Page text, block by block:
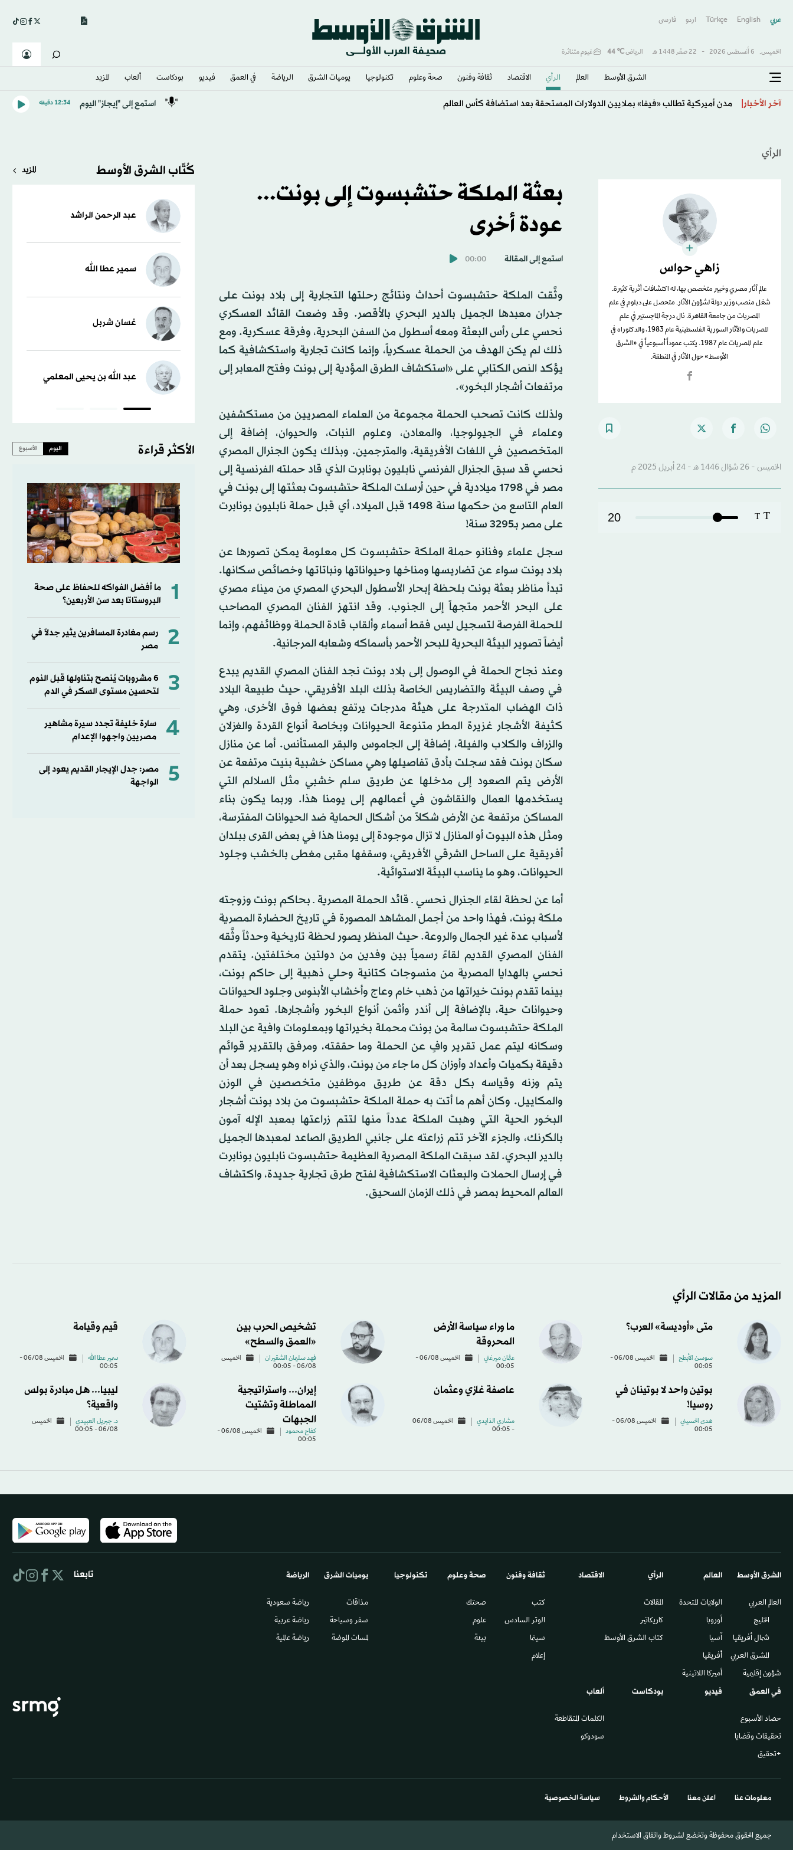
عربي English
Türkçe اردو فارسى
الخميس, 6 أغسطس 2026 - 22 صفَر 1448 هـ الرياض℃
44 غيوم متناثرة
الشرق الأوسط​ العالم الرأي الاقتصاد ثقافة وفنون صحة وعلوم تكنولوجيا يوميات الشرق​ الرياضة في العمق فيديو بودكاست ألعاب المزيد
آخر الأخبار
مصادر: الفيصلي يقترب من حسم صفقة المهاجم يوسف المزيريب لاعب النجمة
استمع إلى "إيجاز" اليوم 12:34 دقيقه
الرأي
زاهي حواس
عالم آثار مصري وخبير متخصص بها، له اكتشافات أثرية كثيرة.
شغل منصب وزير دولة لشؤون الآثار. متحصل على دبلوم في علم
المصريات من جامعة القاهرة. نال درجة الماجستير في علم
المصريات والآثار السورية الفلسطينية عام 1983، والدكتوراه في
علم المصريات عام 1987. يكتب عموداً أسبوعياً في «الشرق
الأوسط» حول الآثار في المنطقة.
الخميس - 26 شوّال 1446 هـ - 24 أبريل 2025 م
T
T
20
بعثة الملكة حتشبسوت إلى بونت...
عودة أخرى
استمع إلى المقالة 00:00
وثَّقت الملكة حتشبسوت أحداث ونتائج رحلتها التجارية إلى بلاد بونت على
جدران معبدها الجميل بالدير البحري بالأقصر. وقد وضعت القائد العسكري
نحسي على رأس البعثة ومعه أسطول من السفن البحرية، وفرقة عسكرية. ومع
ذلك لم يكن الهدف من الحملة عسكرياً، وإنما كانت تجارية واستكشافية كما
يؤكد النص الكتابي على «استكشاف الطرق المؤدية إلى بونت وفتح المعابر إلى
مرتفعات أشجار البخور».
ولذلك كانت تصحب الحملة مجموعة من العلماء المصريين من مستكشفين
وعلماء في الجيولوجيا، والمعادن، وعلوم النبات، والحيوان، إضافة إلى
المتخصصين في اللغات الأفريقية، والمترجمين. وبذلك يكون الجنرال المصري
نحسي قد سبق الجنرال الفرنسي نابليون بونابرت الذي قاد حملته الفرنسية إلى
مصر في 1798 ميلادية في حين أرسلت الملكة حتشبسوت بعثتها إلى بونت في
العام التاسع من حكمها سنة 1498 قبل الميلاد، أي قبل حملة نابليون بونابرت
على مصر بـ3295 سنة!
سجل علماء وفنانو حملة الملكة حتشبسوت كل معلومة يمكن تصورها عن
بلاد بونت سواء عن تضاريسها ومناخها وحيواناتها ونباتاتها وخصائص سكانها.
تبدأ مناظر بعثة بونت بلحظة إبحار الأسطول البحري المصري من ميناء مصري
على البحر الأحمر متجهاً إلى الجنوب. وقد انتهز الفنان المصري المصاحب
للحملة الفرصة لتسجيل ليس فقط أسماء وألقاب قادة الحملة ووظائفهم، وإنما
أيضاً تصوير البيئة البحرية للبحر الأحمر بأسماكه وشعابه المرجانية.
وعند نجاح الحملة في الوصول إلى بلاد بونت نجد الفنان المصري القديم يبدع
في وصف البيئة والتضاريس الخاصة بذلك البلد الأفريقي، حيث طبيعة البلاد
ذات الهضاب المتدرجة على هيئة مدرجات يرتفع بعضها فوق الأخرى، وهي
كثيفة الأشجار غزيرة المطر متنوعة الحيوانات وبخاصة أنواع القردة والغزلان
والزراف والكلاب والفيلة، إضافة إلى الجاموس والبقر المستأنس. أما عن منازل
سكان بونت فقد سجلت بأدق تفاصيلها وهي مساكن خشبية بنيت مرتفعة عن
الأرض يتم الصعود إلى مدخلها عن طريق سلم خشبي مثل السلالم التي
يستخدمها العمال والنقاشون في أعمالهم إلى يومنا هذا. وربما يكون بناء
المساكن مرتفعة عن الأرض شكلاً من أشكال الحماية ضد الحيوانات المفترسة،
ومثل هذه البيوت أو المنازل لا تزال موجودة إلى يومنا هذا في بعض القرى ببلدان
أفريقية على الساحل الشرقي الأفريقي، وسقفها مقبى مغطى بالخشب وجلود
الحيوانات، وهو ما يناسب البيئة الاستوائية.
أما عن لحظة لقاء الجنرال نحسي ـ قائد الحملة المصرية ـ بحاكم بونت وزوجته
ملكة بونت، فهذا واحد من أجمل المشاهد المصورة في تاريخ الحضارة المصرية
لأسباب عدة غير الجمال والروعة. حيث المنظر يصور لحظة تاريخية وحدثاً وثَّقه
الفنان المصري القديم لقاءً رسمياً بين وفدين من دولتين مختلفتين. يتقدم
نحسي بالهدايا المصرية من منسوجات كتانية وحلي ذهبية إلى حاكم بونت،
بينما تقدم بونت خيراتها من ذهب خام وعاج وأخشاب الأبنوس وجلود الحيوانات
وحيوانات حية، بالإضافة إلى أندر وأثمن أنواع البخور وأشجارها. تعود حملة
الملكة حتشبسوت سالمة من بونت محملة بخيراتها وبمعلومات وافية عن البلد
وسكانه ليتم عمل تقرير وافٍ عن الحملة وما حققته، ومرفق بالتقرير قوائم
دقيقة بكميات وأعداد وأوزان كل ما جاء من بونت، والذي نراه وهو يسجل بعد أن
يتم وزنه وقياسه بكل دقة عن طريق موظفين متخصصين في الوزن
والمكاييل. وكان أهم ما أتت به حملة الملكة حتشبسوت من بلاد بونت أشجار
البخور الحية التي وهبت الملكة عدداً منها لتتم زراعتها بمعبد الإله آمون
بالكرنك، والجزء الآخر تتم زراعته على جانبي الطريق الصاعد لمعبدها الجميل
بالدير البحري. لقد سبقت الملكة المصرية العظيمة حتشبسوت نابليون بونابرت
في إرسال الحملات والبعثات الاستكشافية لفتح طرق تجارية جديدة، واكتشاف
العالم المحيط بمصر في ذلك الزمان السحيق.
كُتّاب الشرق الأوسط المزيد
عبد الرحمن الراشد
سمير عطا الله
غسان شربل
عبد الله بن يحيى المعلمي
الأكثر قراءة اليوم الأسبوع
1
ما أفضل الفواكه للحفاظ على صحة
البروستاتا بعد سن الأربعين؟
2
رسم مغادرة المسافرين يثير جدلاً في
مصر
3
6 مشروبات يُنصح بتناولها قبل النوم
لتحسين مستوى السكر في الدم
4
سارة خليفة تجدد سيرة مشاهير
مصريين واجهوا الإعدام
5
مصر: جدل الإيجار القديم يعود إلى
الواجهة
المزيد من مقالات الرأي
متى «أوديسة» العرب؟
سوسن الأبطح
الخميس 06/08 -
00:05
ما وراء سياسة الأرض
المحروقة
عثمان ميرغني
الخميس 06/08 -
00:05
تشخيص الحرب بين
«العمق والسطح»
فهد سليمان الشقيران
الخميس
06/08 - 00:05
قيم وقيامة
سمير عطا الله
الخميس 06/08 -
00:05
بوتين واحد لا بوتينان في
روسيا!
هدى الحسيني
الخميس 06/08 -
00:05
عاصفة غازي وعثمان
مشاري الذايدي
الخميس 06/08
- 00:05
إيران... واستراتيجية
المماطلة وتشتيت
الجبهات
كفاح محمود
الخميس 06/08 -
00:05
ليبيا... هل مبادرة بولس
واقعية؟
د. جبريل العبيدي
الخميس
06/08 - 00:05
الشرق الأوسط​
العالم العربي
الخليج
شمال أفريقيا
المشرق العربي
شؤون إقليمية
العالم
الولايات المتحدة
أوروبا
آسيا
أفريقيا
أميركا اللاتينية
الرأي
المقالات
كاريكاتير
كتاب الشرق الأوسط
الاقتصاد ثقافة وفنون
كتب
الوتر السادس​
سينما
إعلام
صحة وعلوم
صحتك
علوم
بيئة
تكنولوجيا يوميات الشرق​
مذاقات
سفر وسياحة
لمسات الموضة
الرياضة
رياضة سعودية
رياضة عربية
رياضة عالمية
في العمق
حصاد الأسبوع
تحقيقات وقضايا
+تحقيق
فيديو بودكاست ألعاب
الكلمات المتقاطعة
سودوكو
تابعنا
معلومات عنا اعلن معنا الأحكام والشروط سياسة الخصوصية
جميع الحقوق محفوظة وتخضع لشروط واتفاق الاستخدام